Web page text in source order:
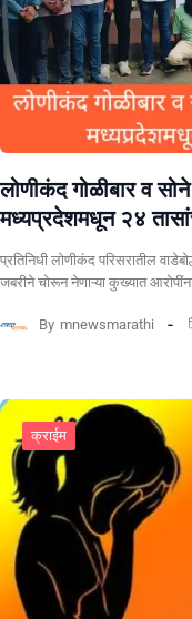
लोणीकंद गोळीबार व
मध्यप्रदेशमधून २४
प्रतिनिधी लोणीकंद परिसरातील
जबरीने चोरून नेणाऱ्या कुख्यात
By mnewsmarathi
क्राईम